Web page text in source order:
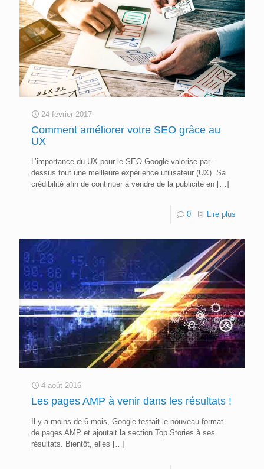
24 février 2017
Comment améliorer votre SEO grâce au
UX
L’importance du UX pour le SEO Google valorise par-
dessus tout une meilleure expérience utilisateur (UX). Sa
crédibilité afin de continuer à vendre de la publicité en […]
0 Lire plus
4 août 2016
Les pages AMP à venir dans les résultats !
Il y a moins de 6 mois, Google testait le nouveau format
de pages AMP et ajoutait la section Top Stories à ses
résultats. Bientôt, elles […]